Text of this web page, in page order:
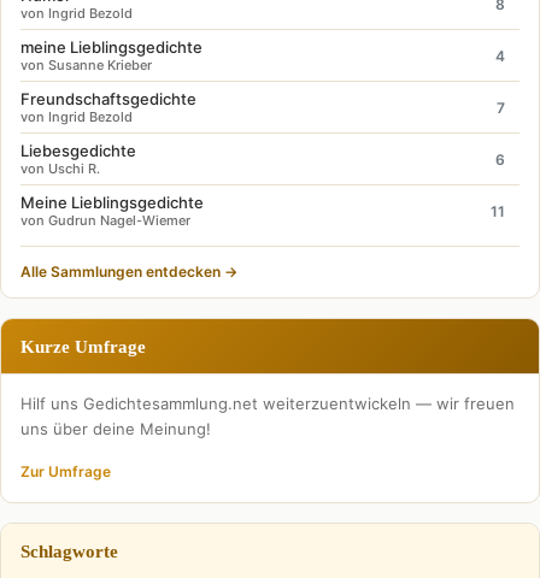
von Ingrid Bezold
8
meine Lieblingsgedichte
von Susanne Krieber
4
Freundschaftsgedichte
von Ingrid Bezold
7
Liebesgedichte
von Uschi R.
6
Meine Lieblingsgedichte
von Gudrun Nagel-Wiemer
11
Alle Sammlungen entdecken →
Kurze Umfrage
Hilf uns Gedichtesammlung.net weiterzuentwickeln — wir freuen
uns über deine Meinung!
Zur Umfrage
Schlagworte